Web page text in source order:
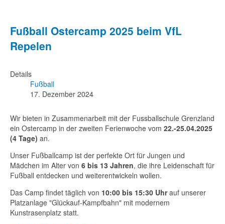
Fußball Ostercamp 2025 beim VfL
Repelen
Details
Fußball
17. Dezember 2024
Wir bieten in Zusammenarbeit mit der Fussballschule Grenzland
ein Ostercamp in der zweiten Ferienwoche vom 22.-25.04.2025
(4 Tage) an.
Unser Fußballcamp ist der perfekte Ort für Jungen und
Mädchen im Alter von 6 bis 13 Jahren, die ihre Leidenschaft für
Fußball entdecken und weiterentwickeln wollen.
Das Camp findet täglich von 10:00 bis 15:30 Uhrauf unserer
Platzanlage "Glückauf-Kampfbahn" mit modernem
Kunstrasenplatz statt.